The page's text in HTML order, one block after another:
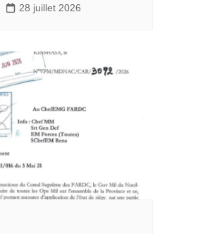
28 juillet 2026